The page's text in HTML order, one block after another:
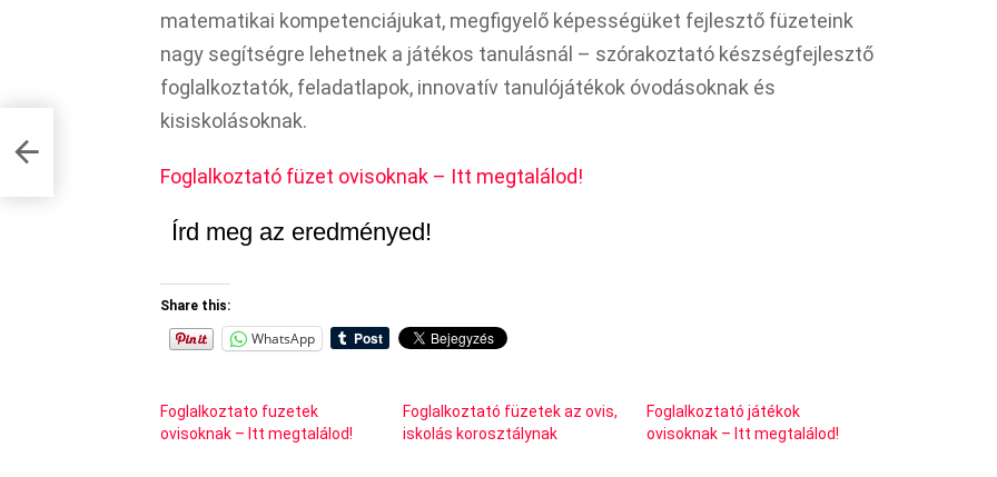
matematikai kompetenciájukat, megfigyelő képességüket fejlesztő füzeteink
nagy segítségre lehetnek a játékos tanulásnál – szórakoztató készségfejlesztő
foglalkoztatók, feladatlapok, innovatív tanulójátékok óvodásoknak és
kisiskolásoknak.
Foglalkoztató füzet ovisoknak – Itt megtalálod!
Írd meg az eredményed!
Share this:
WhatsApp
Foglalkoztato fuzetek
ovisoknak – Itt megtalálod!
Foglalkoztató füzetek az ovis,
iskolás korosztálynak
Foglalkoztató játékok
ovisoknak – Itt megtalálod!